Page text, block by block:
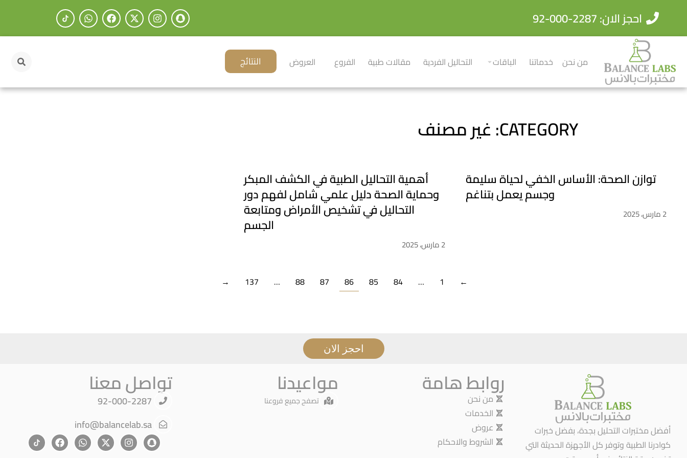
احجز الان: 2287-000-92
من نحن خدماتنا الباقات التحاليل الفردية مقالات طبية الفروع العروض النتائج
CATEGORY: غير مصنف
توازن الصحة: الأساس الخفي لحياة سليمة
وجسم يعمل بتناغم
2 مارس، 2025
أهمية التحاليل الطبية في الكشف المبكر
وحماية الصحة دليل علمي شامل لفهم دور
التحاليل في تشخيص الأمراض ومتابعة
الجسم
2 مارس، 2025
←
1
…
84
85
86
87
88
…
137
→
احجز الان
أفضل مختبرات التحليل بجدة، بفضل خبرات
كوادرنا الطبية وتوفر كل الأجهزة الحديثة التي
روابط هامة
من نحن
الخدمات
عروض
الشروط والاحكام
مواعيدنا
تصفح جميع فروعنا
تواصل معنا
info@balancelab.sa